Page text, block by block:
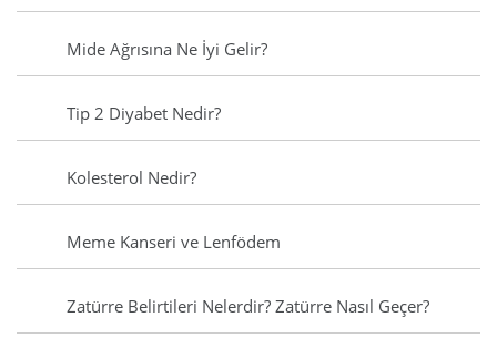
Mide Ağrısına Ne İyi Gelir?
Tip 2 Diyabet Nedir?
Kolesterol Nedir?
Meme Kanseri ve Lenfödem
Zatürre Belirtileri Nelerdir? Zatürre Nasıl Geçer?